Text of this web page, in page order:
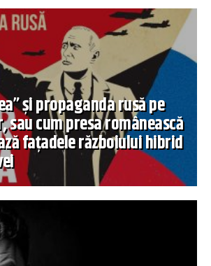
și propaganda rusă pe
sau cum presa românească
fațadele războiului hibrid